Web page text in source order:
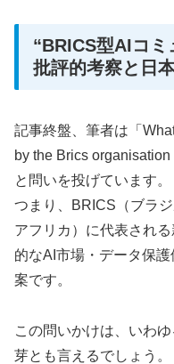
“BRICS型AIコ
批評的考察と日
記事終盤、筆者は「
by the Brics organisation
と問いを投げています。
つまり、BRICS（ブラ
アフリカ）に代表され
的なAI市場・データ保
案です。
この問いかけは、いわ
芽とも言えるでしょう。